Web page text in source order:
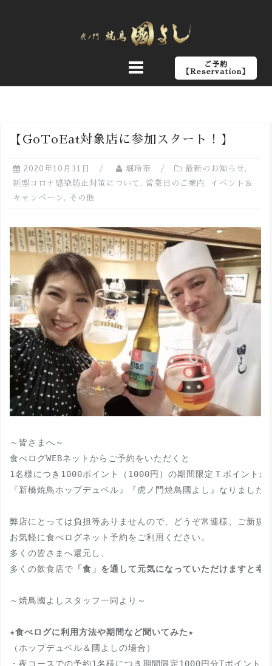
へ
ご予約
【Reservation】
【GoToEat対象店に参加スタート！】
2020年10月31日 堀玲奈 最新のお知らせ ,
新型コロナ感染防止対策について , 営業日のご案内 ,
イベント＆
キャンペーン , その他
～皆さまへ～
食べログWEBネットからご予約をいただくと
1名様につき1000ポイント（1000円）の期間限定Ｔポイントが
『新橋焼鳥ホップデュベル』『虎ノ門焼鳥國よし』なりました
弊店にとっては負担等ありませんので、どうぞ常連様、ご新規
お気軽に食べログネット予約をご利用ください。
多くの皆さまへ還元し、
多くの飲食店で 「食」を通して元気になっていただけますと幸
～焼鳥國よしスタッフ一同より～
★食べログに利用方法や期間など聞いてみた★
（ホップデュベル＆國よしの場合）
・夜コースでの予約1名様につき期間限定1000円分Tポイント付